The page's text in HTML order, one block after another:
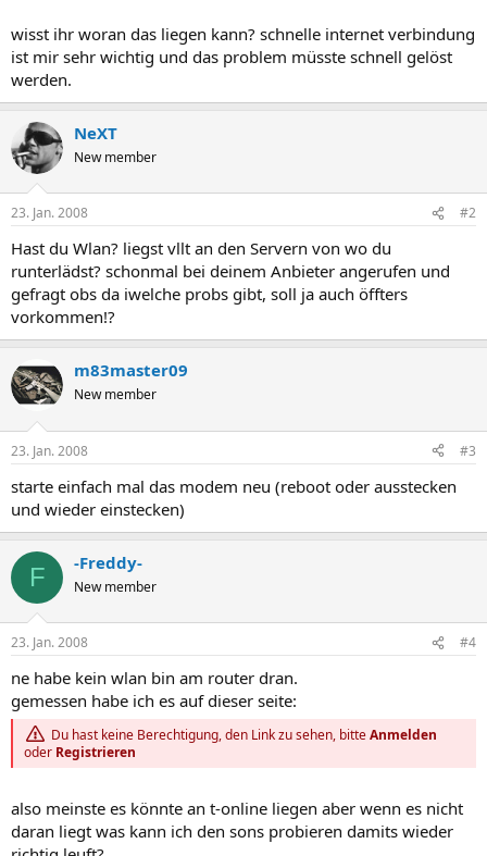
wisst ihr woran das liegen kann? schnelle internet verbindung
ist mir sehr wichtig und das problem müsste schnell gelöst
werden.
NeXT
New member
23. Jan. 2008 #2
Hast du Wlan? liegst vllt an den Servern von wo du
runterlädst? schonmal bei deinem Anbieter angerufen und
gefragt obs da iwelche probs gibt, soll ja auch öffters
vorkommen!?
m83master09
New member
23. Jan. 2008 #3
starte einfach mal das modem neu (reboot oder ausstecken
und wieder einstecken)
F -Freddy-
New member
23. Jan. 2008 #4
ne habe kein wlan bin am router dran.
gemessen habe ich es auf dieser seite:
Du hast keine Berechtigung, den Link zu sehen, bitteAnmelden
oder Registrieren
also meinste es könnte an t-online liegen aber wenn es nicht
daran liegt was kann ich den sons probieren damits wieder